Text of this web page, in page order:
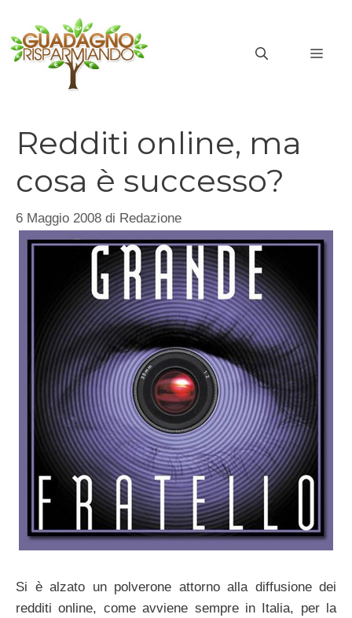
contenuto
Redditi online, ma
cosa è successo?
6 Maggio 2008 di Redazione
Si è alzato un polverone attorno alla diffusione dei
redditi online, come avviene sempre in Italia, per la